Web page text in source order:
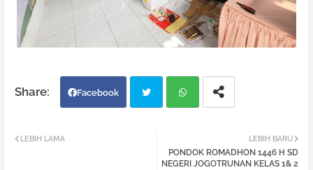
Facebook
atsa
LEBIH BARU
PONDOK ROMADHON 1446 H SD
NEGERI JOGOTRUNAN KELAS 1& 2
LEBIH LAMA